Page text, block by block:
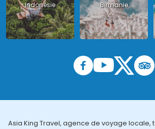
Indonésie Birmanie
Asia King Travel, agence de voyage locale,